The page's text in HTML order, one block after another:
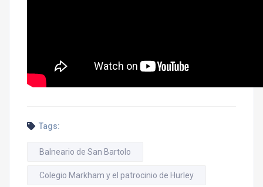
Tags:
Balneario de San Bartolo
Colegio Markham y el patrocinio de Hurley